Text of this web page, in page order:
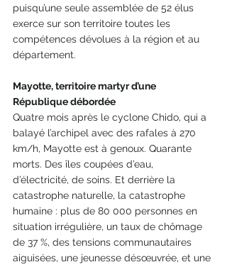
puisqu’une seule assemblée de 52 élus
exerce sur son territoire toutes les
compétences dévolues à la région et au
département.
Mayotte, territoire martyr d’une
République débordée
Quatre mois après le cyclone Chido, qui a
balayé l’archipel avec des rafales à 270
km/h, Mayotte est à genoux. Quarante
morts. Des îles coupées d’eau,
d’électricité, de soins. Et derrière la
catastrophe naturelle, la catastrophe
humaine : plus de 80 000 personnes en
situation irrégulière, un taux de chômage
de 37 %, des tensions communautaires
aiguisées, une jeunesse désœuvrée, et une